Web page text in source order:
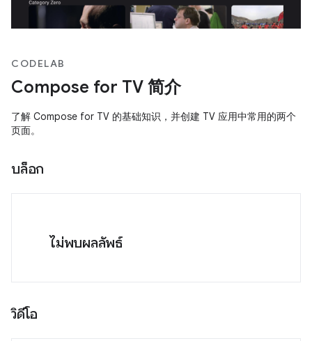
CODELAB
Compose for TV 简介
了解 Compose for TV 的基础知识，并创建 TV 应用中常用的两个
页面。
บล็อก
ไม่พบผลลัพธ์
วิดีโอ